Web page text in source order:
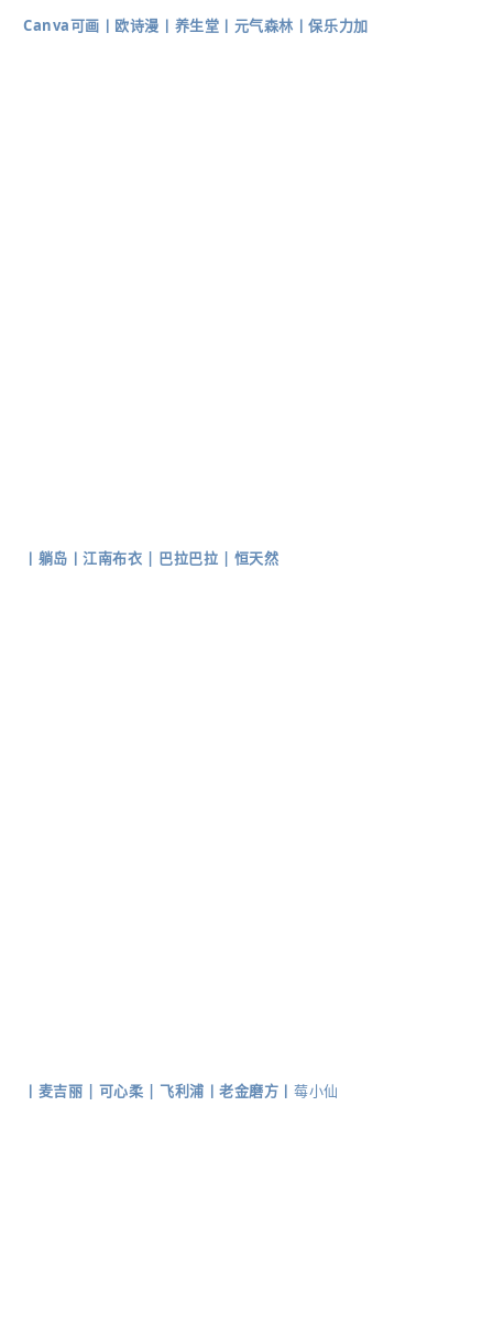
Canva可画 丨 欧诗漫 丨 养生堂 丨 元气森林 丨保乐力加
丨 躺岛 丨江南布衣 | 巴拉巴拉 | 恒天然
丨 麦吉丽 | 可心柔 | 飞利浦 丨老金磨方 丨 莓小仙